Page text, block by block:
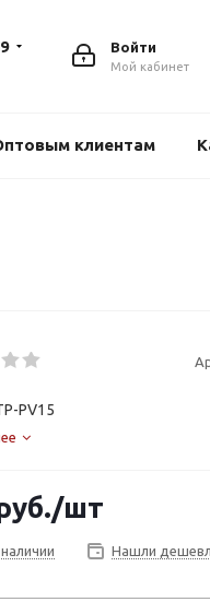
Войти
Мой кабинет
клиентам
PV15
/шт
Нашли